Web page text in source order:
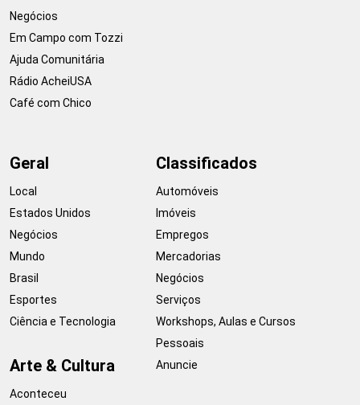
Negócios
Em Campo com Tozzi
Ajuda Comunitária
Rádio AcheiUSA
Café com Chico
Geral
Local
Estados Unidos
Negócios
Mundo
Brasil
Esportes
Ciência e Tecnologia
Arte & Cultura
Aconteceu
Classificados
Automóveis
Imóveis
Empregos
Mercadorias
Negócios
Serviços
Workshops, Aulas e Cursos
Pessoais
Anuncie